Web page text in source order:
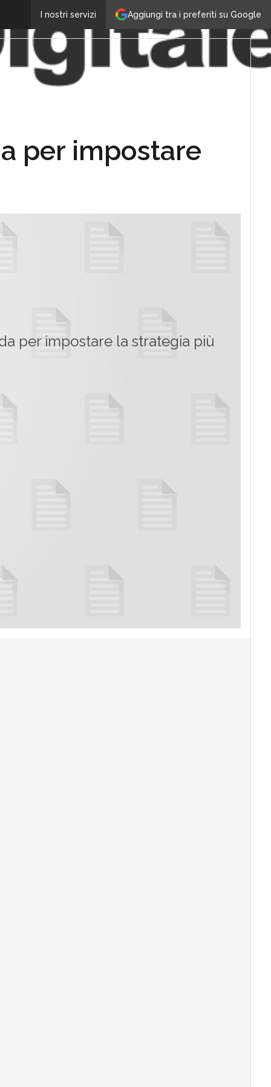
Aggiungi tra i preferiti su Google
I nostri servizi
per impostare
per impostare la strategia più